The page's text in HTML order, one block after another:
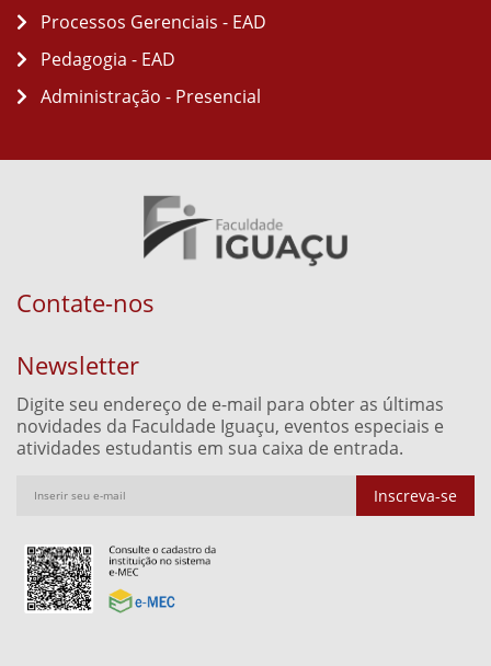
Processos Gerenciais - EAD
Pedagogia - EAD
Administração - Presencial
Contate-nos
Newsletter
Digite seu endereço de e-mail para obter as últimas
novidades da Faculdade Iguaçu, eventos especiais e
atividades estudantis em sua caixa de entrada.
Inscreva-se